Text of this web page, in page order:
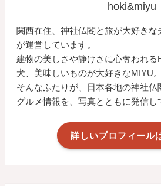
hoki&miyu
関西在住、神社仏閣と旅が大好きな
が運営しています。
建物の美しさや静けさに心奪われる
犬、美味しいものが大好きなMIYU。
そんなふたりが、日本各地の神社仏
グルメ情報を、写真とともに発信し
詳しいプロフィール